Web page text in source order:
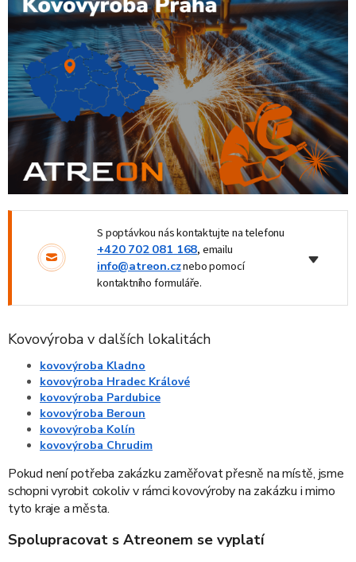
S poptávkou nás kontaktujte na telefonu
+420 702 081 168, emailu
info@atreon.cznebo pomocí
kontaktního formuláře.
Kovovýroba v dalších lokalitách
kovovýroba Kladno
kovovýroba Hradec Králové
kovovýroba Pardubice
kovovýroba Beroun
kovovýroba Kolín
kovovýroba Chrudim
Pokud není potřeba zakázku zaměřovat přesně na místě, jsme
schopni vyrobit cokoliv v rámci kovovýroby na zakázku i mimo
tyto kraje a města.
Spolupracovat s Atreonem se vyplatí